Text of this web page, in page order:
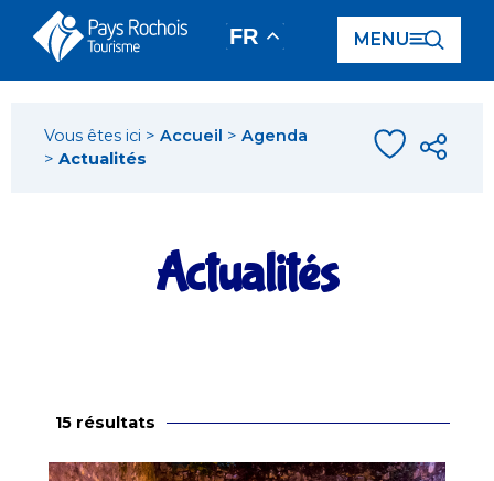
FR MENU
Vous êtes ici > Accueil > Agenda
> Actualités
Actualités
15 résultats
Panneau de gestion des cookies